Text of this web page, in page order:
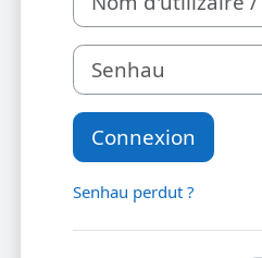
Senhau
Connexion
Senhau perdut ?